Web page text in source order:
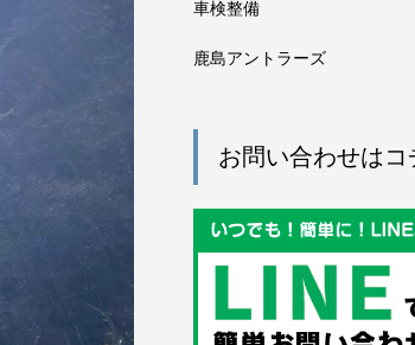
車検整備
鹿島アントラーズ
お問い合わせはコ